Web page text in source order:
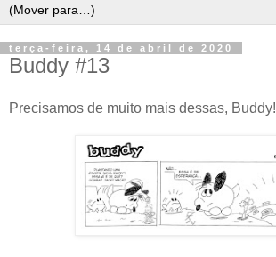
terça-feira, 14 de abril de 2020
Buddy #13
Precisamos de muito mais dessas, Buddy!